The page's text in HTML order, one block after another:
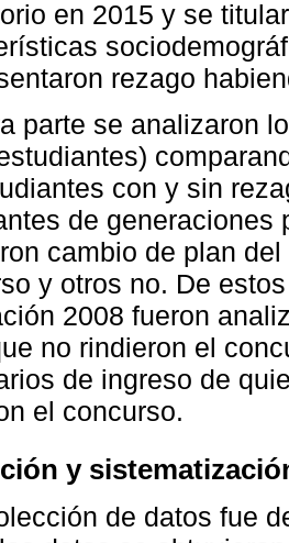
en 2015 y se
rezago
parte se analizaron
con y sin
de generaciones
cambio de plan
y otros no. De
2008 fueron
no rindieron el
de ingreso de
el concurso.
y
de datos fue